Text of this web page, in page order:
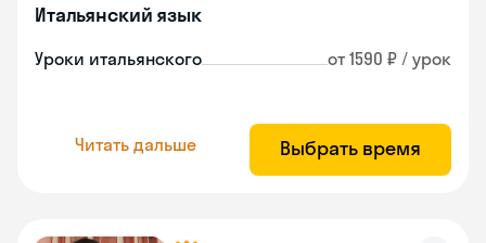
Итальянский язык
Уроки итальянского от 1590 ₽ / урок
Читать дальше Выбрать время